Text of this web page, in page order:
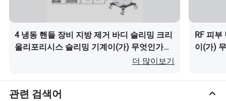
4 냉동 핸들 장비 지방 제거 바디 슬리밍 크리
올리포리시스 슬리밍 기계이(가) 무엇인가
더 많이보기
RF 피
이(가)
관련 검색어